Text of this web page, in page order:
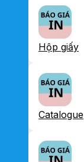
Hộp giấy
Catalogue